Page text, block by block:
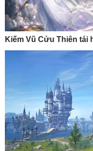
Kiếm Vũ Cửu Thiên tái